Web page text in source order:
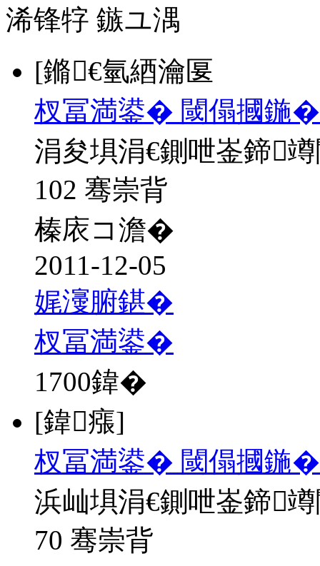
浠锋牸 鏃ユ湡
[鏅€氫綇瀹匽
杈冨満鍙� 閾傝摑鍦
涓夋埧涓€鍘呭崟鍗
102 骞崇背
榛庡コ澹�
2011-12-05
娓濅腑鍖�
杈冨満鍙�
1700鍏�
[鍏瘬]
杈冨満鍙� 閾傝摑鍦
浜屾埧涓€鍘呭崟鍗
70 骞崇背